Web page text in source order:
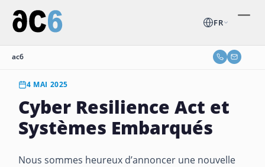
FR
ac6
4 MAI 2025
Cyber Resilience Act et
Systèmes Embarqués
Nous sommes heureux d’annoncer une nouvelle